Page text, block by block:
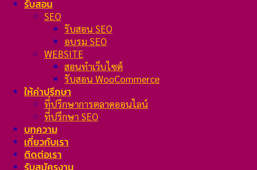
รับสอน
SEO
รับสอน SEO
อบรม SEO
WEBSITE
สอนทำเว็บไซต์
รับสอน WooCommerce
ให้คำปรึกษา
ที่ปรึกษาการตลาดออนไลน์
ที่ปรึกษา SEO
บทความ
เกี่ยวกับเรา
ติดต่อเรา